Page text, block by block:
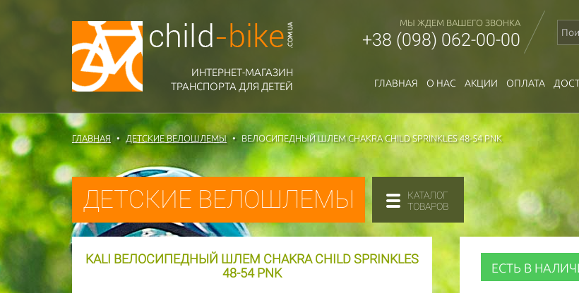
ИНТЕРНЕТ-МАГАЗИН
ТРАНСПОРТА ДЛЯ ДЕТЕЙ
МЫ ЖДЕМ ВАШЕГО ЗВОНКА
+38 (098) 062-00-00
ГЛАВНАЯ О НАС АКЦИИ ОПЛАТА
ГЛАВНАЯ ДЕТСКИЕ ВЕЛОШЛЕМЫ ВЕЛОСИПЕДНЫЙ ШЛЕМ CHAKRA CHILD SPRINKLES 48-54 PNK
ДЕТСКИЕ ВЕЛОШЛЕМЫ
КАТАЛОГ
ТОВАРОВ
KALI ВЕЛОСИПЕДНЫЙ ШЛЕМ CHAKRA CHILD SPRINKLES
48-54 PNK
ЕСТЬ В